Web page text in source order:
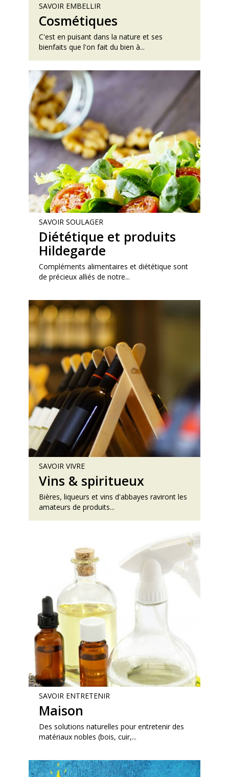
SAVOIR EMBELLIR
Cosmétiques
C'est en puisant dans la nature et ses
bienfaits que l'on fait du bien à...
SAVOIR SOULAGER
Diététique et produits
Hildegarde
Compléments alimentaires et diététique sont
de précieux alliés de notre...
SAVOIR VIVRE
Vins & spiritueux
Bières, liqueurs et vins d'abbayes raviront les
amateurs de produits...
SAVOIR ENTRETENIR
Maison
Des solutions naturelles pour entretenir des
matériaux nobles (bois, cuir,...